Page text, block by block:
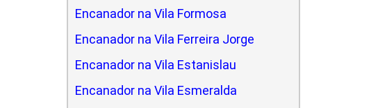
Encanador na Vila Formosa
Encanador na Vila Ferreira Jorge
Encanador na Vila Estanislau
Encanador na Vila Esmeralda